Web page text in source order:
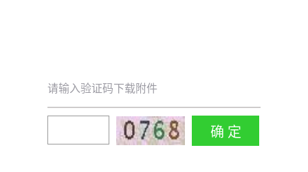
请输入验证码下载附件